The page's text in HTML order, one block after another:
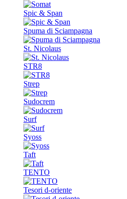
Spic & Span
Spuma di Sciampagna
St. Nicolaus
STR8
Strep
Sudocrem
Surf
Syoss
Taft
TENTO
Tesori d-oriente